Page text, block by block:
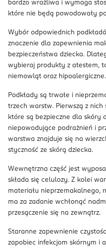
bardzo wrażliwa i wymaga
które nie będą powodowały
Wybór odpowiednich
znaczenie dla zapewnienia
bezpieczeństwa dziecka.
wybieraj produkty z atestem,
niemowląt oraz hipoalergiczne.
Podkłady są trwałe i
trzech warstw. Pierwszą z
które są bezpieczne dla skóry
niepowodujące podrażnień i
warstwa znajduje się na
styczność ze skórą dziecka.
Wewnętrzna część jest
składa się celulozy. Z kolei
materiału nieprzemakalnego,
ma za zadanie wchłonąć
przesączenie się na zewnątrz.
Staranne zapewnienie
zapobiec infekcjom skórnym i